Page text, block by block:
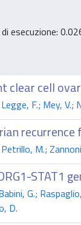
esecuzione:
clear cell
F.; Mey, V.;
M.;
STAT1
G.;
D.